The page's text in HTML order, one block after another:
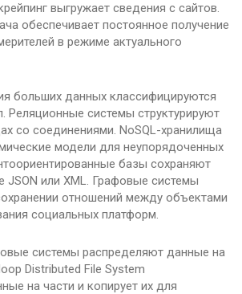
выгружает сведения с сайтов.
обеспечивает постоянное получение
в режиме актуального
больших данных классифицируются
Реляционные системы структурируют
со соединениями. NoSQL-хранилища
модели для неупорядоченных
базы сохраняют
JSON или XML. Графовые системы
отношений между объектами
социальных платформ.
системы распределяют данные на
Distributed File System
на части и копирует их для